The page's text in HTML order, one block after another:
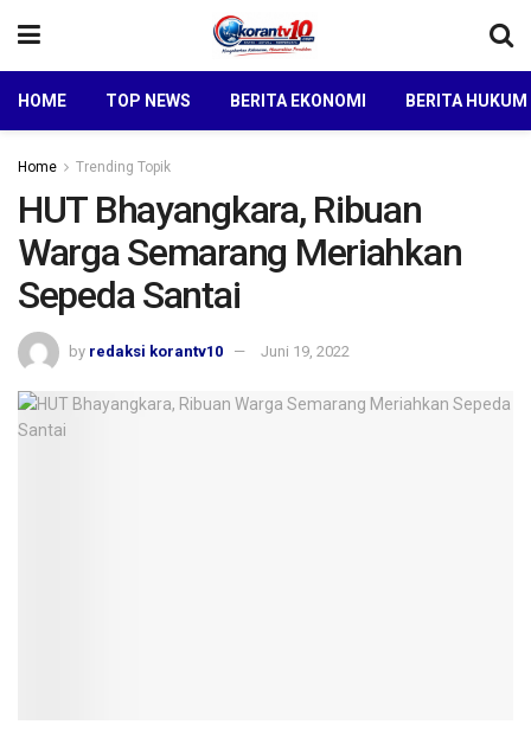
HOME TOP NEWS BERITA EKONOMI BERITA
Home Trending Topik
HUT Bhayangkara, Ribuan
Warga Semarang Meriahkan
Sepeda Santai
by redaksi korantv10 Juni 19, 2022